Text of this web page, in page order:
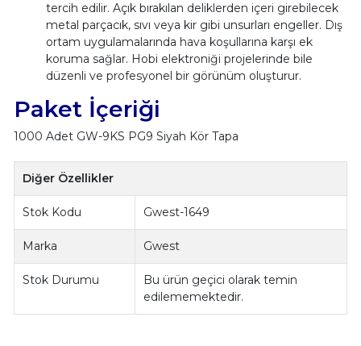
tercih edilir. Açık bırakılan deliklerden içeri girebilecek
metal parçacık, sıvı veya kir gibi unsurları engeller. Dış
ortam uygulamalarında hava koşullarına karşı ek
koruma sağlar. Hobi elektroniği projelerinde bile
düzenli ve profesyonel bir görünüm oluşturur.
Paket İçeriği
1000 Adet GW-9KS PG9 Siyah Kör Tapa
Diğer Özellikler
Stok Kodu Gwest-1649
Marka Gwest
Stok Durumu
Bu ürün geçici olarak temin
edilememektedir.